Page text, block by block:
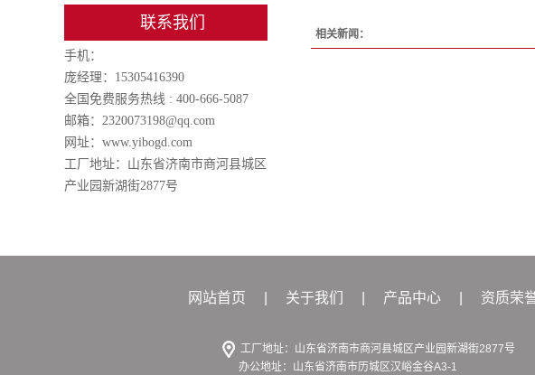
联系我们
手机：
庞经理：15305416390
全国免费服务热线 : 400-666-5087
邮箱：2320073198@qq.com
网址：www.yibogd.com
工厂地址：山东省济南市商河县城区
产业园新湖街2877号
相关新闻：
网站首页 关于我们 产品中心 资质荣
工厂地址：山东省济南市商河县城区产业园新湖街2877号
办公地址：山东省济南市历城区汉峪金谷A3-1